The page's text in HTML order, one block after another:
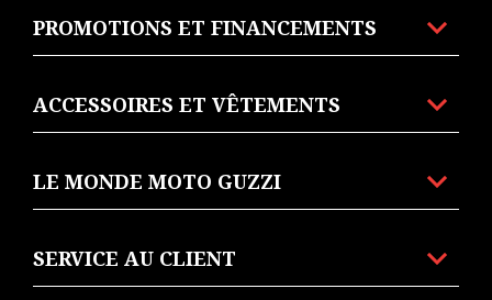
PROMOTIONS ET FINANCEMENTS
ACCESSOIRES ET VÊTEMENTS
LE MONDE MOTO GUZZI
SERVICE AU CLIENT